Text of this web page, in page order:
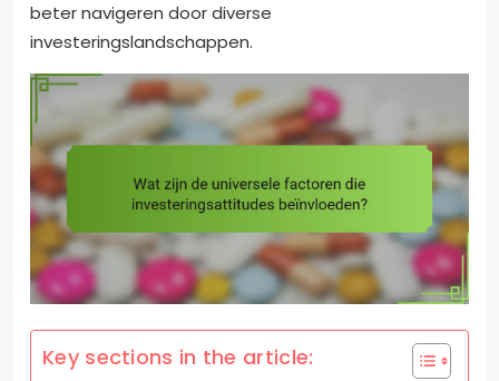
beter navigeren door diverse
investeringslandschappen.
Key sections in the article: